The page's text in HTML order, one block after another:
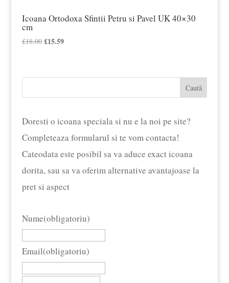
Icoana Ortodoxa Sfintii Petru si Pavel UK 40×30
cm
£18.00 Prețul
fost:
£15.59Prețul
£15.59.
Caută
Doresti o icoana speciala si nu e la noi pe site?
Completeaza formularul si te vom contacta!
Cateodata este posibil sa va aduce exact icoana
dorita, sau sa va oferim alternative avantajoase la
pret si aspect
Nume(obligatoriu)
Email(obligatoriu)